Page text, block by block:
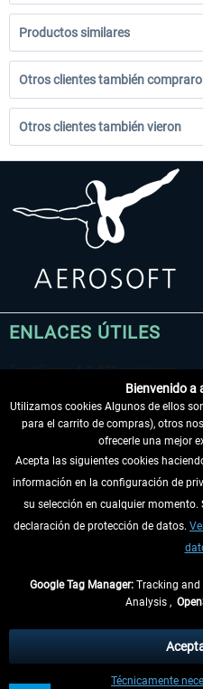
Productos similares
Otros clientes también
Otros clientes también vieron
ENLACES ÚTILES
DESISTIR DEL CONTRATO
INFORMACIÓN
tasas de recepción si
** De aplicación a envíos dentro de
Bienvenido a
Utilizamos cookies Algunos de ellos
para el carrito de compras), otros
ofrecerle una mejor
Acepta las siguientes cookies
información en la configuración de
su selección en cualquier
declaración de protección de datos.
Google Tag Manager: Tracking and
Analysis ,
Técnicamente